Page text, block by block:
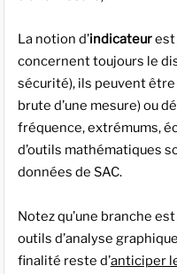
La notion d’indicateurest
concernent toujours le
sécurité), ils peuvent
brute d’une mesure) ou
fréquence, extrémums,
d’outils mathématiques
données de SAC.
Notez qu’une branche
outils d’analyse
finalité reste d’anticiper